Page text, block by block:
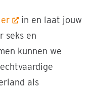
in en laat jouw
seks en
kunnen we
als